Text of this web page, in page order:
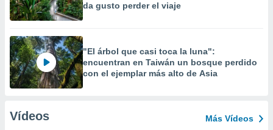
da gusto perder el viaje
"El árbol que casi toca la luna":
encuentran en Taiwán un bosque perdido
con el ejemplar más alto de Asia
Vídeos Más Vídeos